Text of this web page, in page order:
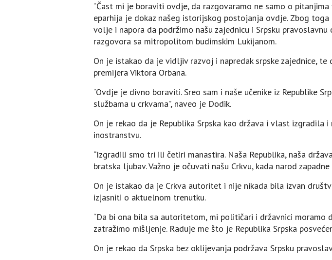
“Čast mi je boraviti ovdje, da razgovaramo ne samo o
eparhija je dokaz našeg istorijskog postojanja ovdje. Zbog
volje i napora da podržimo našu zajednicu i Srpsku pravoslavnu
razgovora sa mitropolitom budimskim Lukijanom.
On je istakao da je vidljiv razvoj i napredak srpske zajednice,
premijera Viktora Orbana.
“Ovdje je divno boraviti. Sreo sam i naše učenike iz Republike
službama u crkvama”, naveo je Dodik.
On je rekao da je Republika Srpska kao država i vlast izgradila
inostranstvu.
“Izgradili smo tri ili četiri manastira. Naša Republika, naša
bratska ljubav. Važno je očuvati našu Crkvu, kada narod
On je istakao da je Crkva autoritet i nije nikada bila izvan
izjasniti o aktuelnom trenutku.
“Da bi ona bila sa autoritetom, mi političari i državnici moramo
zatražimo mišljenje. Raduje me što je Republika Srpska
On je rekao da Srpska bez oklijevanja podržava Srpsku